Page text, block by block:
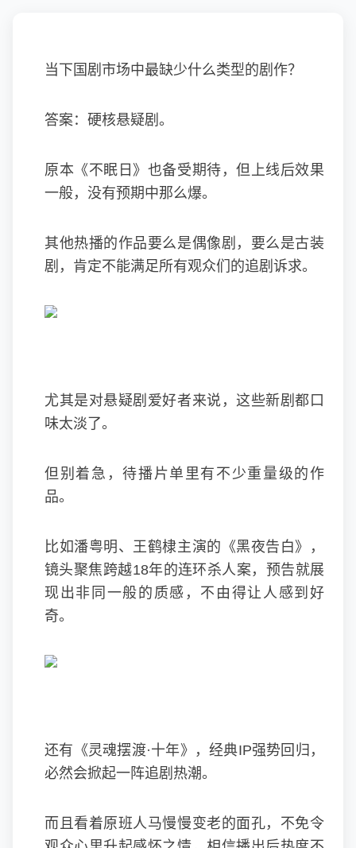
当下国剧市场中最缺少什么类型的剧作？
答案：硬核悬疑剧。
原本《不眠日》也备受期待，但上线后效果
一般，没有预期中那么爆。
其他热播的作品要么是偶像剧，要么是古装
剧，肯定不能满足所有观众们的追剧诉求。
尤其是对悬疑剧爱好者来说，这些新剧都口
味太淡了。
但别着急，待播片单里有不少重量级的作
品。
比如潘粤明、王鹤棣主演的《黑夜告白》，
镜头聚焦跨越18年的连环杀人案，预告就展
现出非同一般的质感，不由得让人感到好
奇。
还有《灵魂摆渡·十年》，经典IP强势回归，
必然会掀起一阵追剧热潮。
而且看着原班人马慢慢变老的面孔，不免令